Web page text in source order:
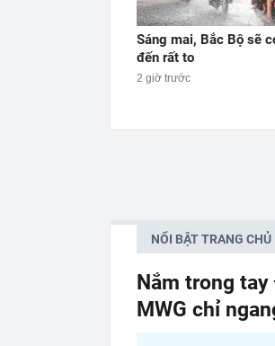
Sáng mai, Bắc Bộ sẽ
đến rất to
2 giờ trước
NỔI BẬT TRANG CHỦ
Nắm trong tay
MWG chỉ